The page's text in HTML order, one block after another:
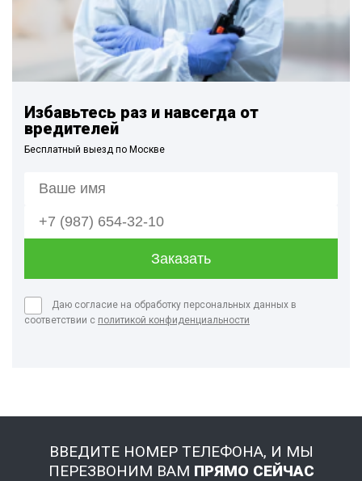
Избавьтесь раз и навсегда от
вредителей
Бесплатный выезд по Москве
Даю согласие на обработку персональных данных в
соответствии с политикой конфиденциальности
ВВЕДИТЕ НОМЕР ТЕЛЕФОНА, И МЫ
ПЕРЕЗВОНИМ ВАМ ПРЯМО СЕЙЧАС